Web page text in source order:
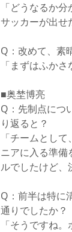
「どうなるか
サッカーが出せ
Q：改めて、素
「まずはふか
■奥埜博亮
Q：先制点につ
り返ると？
「チームとし
ニアに入る準備
ルでしたけど、
Q：前半は特に
通りでしたか？
「そうですね